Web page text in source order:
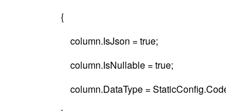
{
column.IsJson = true;
column.IsNullable = true;
column.DataType =